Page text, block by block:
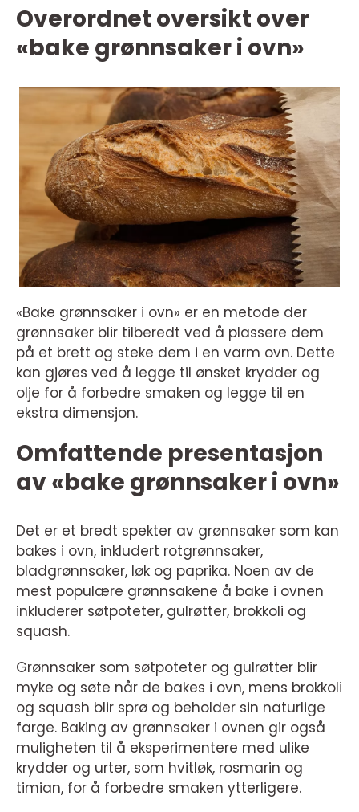
Overordnet oversikt over
«bake grønnsaker i ovn»
«Bake grønnsaker i ovn» er en metode der
grønnsaker blir tilberedt ved å plassere dem
på et brett og steke dem i en varm ovn. Dette
kan gjøres ved å legge til ønsket krydder og
olje for å forbedre smaken og legge til en
ekstra dimensjon.
Omfattende presentasjon
av «bake grønnsaker i ovn»
Det er et bredt spekter av grønnsaker som kan
bakes i ovn, inkludert rotgrønnsaker,
bladgrønnsaker, løk og paprika. Noen av de
mest populære grønnsakene å bake i ovnen
inkluderer søtpoteter, gulrøtter, brokkoli og
squash.
Grønnsaker som søtpoteter og gulrøtter blir
myke og søte når de bakes i ovn, mens brokkoli
og squash blir sprø og beholder sin naturlige
farge. Baking av grønnsaker i ovnen gir også
muligheten til å eksperimentere med ulike
krydder og urter, som hvitløk, rosmarin og
timian, for å forbedre smaken ytterligere.